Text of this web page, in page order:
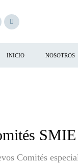
INICIO NOSOTROS
SMIE
Comités